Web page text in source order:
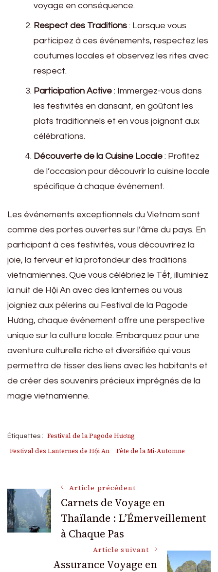
voyage en conséquence.
Respect des Traditions : Lorsque vous
participez à ces événements, respectez les
coutumes locales et observez les rites avec
respect.
Participation Active : Immergez-vous dans
les festivités en dansant, en goûtant les
plats traditionnels et en vous joignant aux
célébrations.
Découverte de la Cuisine Locale : Profitez
de l’occasion pour découvrir la cuisine locale
spécifique à chaque événement.
Les événements exceptionnels du Vietnam sont
comme des portes ouvertes sur l’âme du pays. En
participant à ces festivités, vous découvrirez la
joie, la ferveur et la profondeur des traditions
vietnamiennes. Que vous célébriez le Tết, illuminiez
la nuit de Hội An avec des lanternes ou vous
joigniez aux pèlerins au Festival de la Pagode
Hương, chaque événement offre une perspective
unique sur la culture locale. Embarquez pour une
aventure culturelle riche et diversifiée qui vous
permettra de tisser des liens avec les habitants et
de créer des souvenirs précieux imprégnés de la
magie vietnamienne.
Étiquettes :
Festival de la Pagode Hương
Festival des Lanternes de Hội An
Fête de la Mi-Automne
Navigation
des
articles
Article précédent
Carnets de Voyage en
Thaïlande : L’Émerveillement
à Chaque Pas
Article suivant
Assurance Voyage en